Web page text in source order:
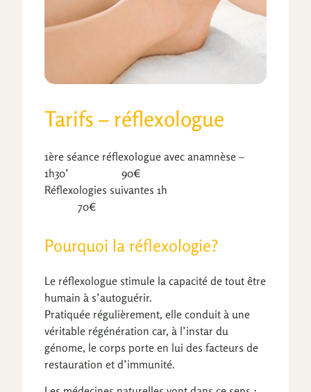
Tarifs – réflexologue
1ère séance réflexologue avec anamnèse –
1h30’ 90€
Réflexologies suivantes 1h
70€
Pourquoi la réflexologie?
Le réflexologue stimule la capacité de tout être
humain à s’autoguérir.
Pratiquée régulièrement, elle conduit à une
véritable régénération car, à l’instar du
génome, le corps porte en lui des facteurs de
restauration et d’immunité.